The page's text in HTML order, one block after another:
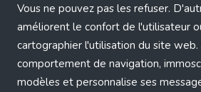
Vous ne pouvez pas les refuser.
améliorent le confort de l'utilisateur
cartographier l'utilisation du site web.
comportement de navigation,
modèles et personnalise ses
browser console for more information)